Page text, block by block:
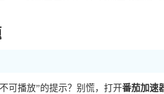
可播放”的提示？别慌，打开番茄加速